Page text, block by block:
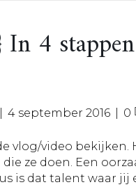
4
4 september 2016 0
vlog/video
ze doen. Een
is dat talent waar